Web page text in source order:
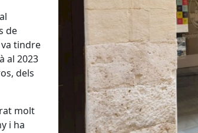
de
va tindre
al 2023
dels
molt
i ha